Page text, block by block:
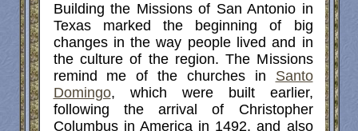
Building the Missions of San Antonio in
Texas marked the beginning of big
changes in the way people lived and in
the culture of the region. The Missions
remind me of the churches in Santo
Domingo, which were built earlier,
following the arrival of Christopher
Columbus in America in 1492, and also